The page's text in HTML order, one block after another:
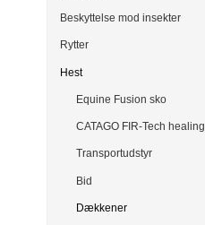
Beskyttelse mod insekter
Rytter
Hest
Equine Fusion sko
CATAGO FIR-Tech healing
Transportudstyr
Bid
Dækkener